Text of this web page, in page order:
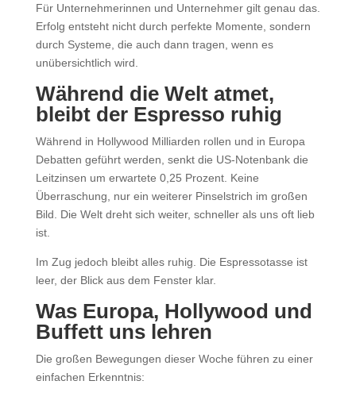
Für Unternehmerinnen und Unternehmer gilt genau das.
Erfolg entsteht nicht durch perfekte Momente, sondern
durch Systeme, die auch dann tragen, wenn es
unübersichtlich wird.
Während die Welt atmet,
bleibt der Espresso ruhig
Während in Hollywood Milliarden rollen und in Europa
Debatten geführt werden, senkt die US-Notenbank die
Leitzinsen um erwartete 0,25 Prozent. Keine
Überraschung, nur ein weiterer Pinselstrich im großen
Bild. Die Welt dreht sich weiter, schneller als uns oft lieb
ist.
Im Zug jedoch bleibt alles ruhig. Die Espressotasse ist
leer, der Blick aus dem Fenster klar.
Was Europa, Hollywood und
Buffett uns lehren
Die großen Bewegungen dieser Woche führen zu einer
einfachen Erkenntnis: